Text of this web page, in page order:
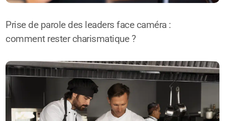
Prise de parole des leaders face caméra :
comment rester charismatique ?